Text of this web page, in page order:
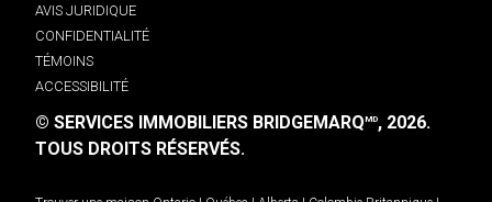
AVIS JURIDIQUE
CONFIDENTIALITÉ
TÉMOINS
ACCESSIBILITÉ
© SERVICES IMMOBILIERS BRIDGEMARQMD, 2026.
TOUS DROITS RÉSERVÉS.